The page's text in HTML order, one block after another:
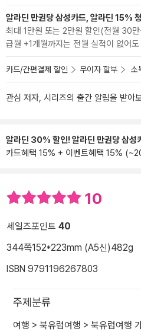
알라딘 만권당 삼성카드, 알라딘 15%
최대 1만원 또는 2만원 할인(전월 30
급월 +1개월까지는 전월 실적이 없어
카드/간편결제 할인 무이자 할부 소
관심 저자, 시리즈의 출간 알림을 받아
알라딘 30% 할인! 알라딘 만권당 삼성
카드혜택 15% + 이벤트혜택 15%
10
세일즈포인트 40
344쪽152*223mm (A5신)482g
ISBN 9791196267803
주제분류
여행 > 북유럽여행 > 북유럽여행